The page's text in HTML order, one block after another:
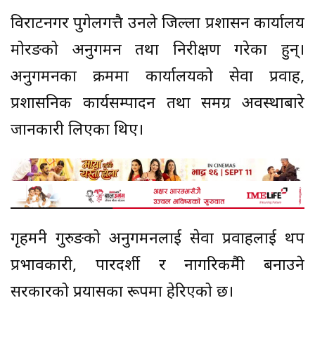
विराटनगर पुगेलगत्तै उनले जिल्ला प्रशासन कार्यालय
मोरङको अनुगमन तथा निरीक्षण गरेका हुन्।
अनुगमनका क्रममा कार्यालयको सेवा प्रवाह,
प्रशासनिक कार्यसम्पादन तथा समग्र अवस्थाबारे
जानकारी लिएका थिए।
गृहमन्त्री गुरुङको अनुगमनलाई सेवा प्रवाहलाई थप
प्रभावकारी, पारदर्शी र नागरिकमैत्री बनाउने
सरकारको प्रयासका रूपमा हेरिएको छ।